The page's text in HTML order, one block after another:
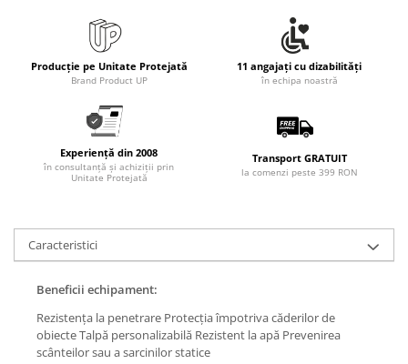
Producție pe Unitate Protejată
Brand Product UP
11 angajați cu dizabilități
în echipa noastră
Experiență din 2008
în consultanță și achiziții prin
Unitate Protejată
Transport GRATUIT
la comenzi peste 399 RON
Caracteristici
Beneficii echipament:
Rezistența la penetrare Protecția împotriva căderilor de
obiecteTalpă personalizabilă Rezistent la apă Prevenirea
scânteilor sau a sarcinilor statice